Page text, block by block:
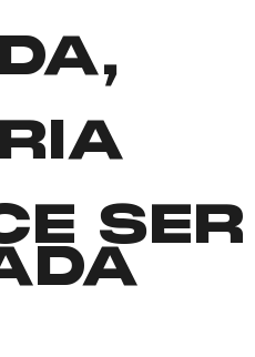
SER